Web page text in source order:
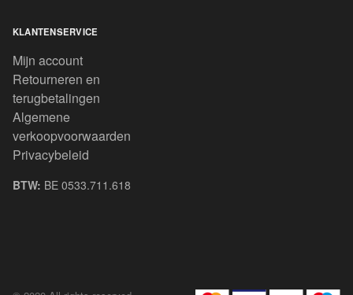
KLANTENSERVICE
Mijn account
Retourneren en
terugbetalingen
Algemene
verkoopvoorwaarden
Privacybeleid
BTW: BE 0533.711.618